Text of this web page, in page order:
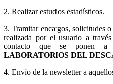
2. Realizar estudios estadísticos.
3.Tramitar encargos, solicitudes
realizada por el usuario a
contacto que se ponen a
LABORATORIOS DEL
4. Envío de la newsletter a